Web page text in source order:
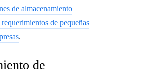
de almacenamiento
requerimientos de pequeñas
.
de